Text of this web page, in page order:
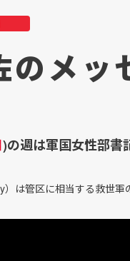
のメッ
)の週は軍国女性部書
）は管区に相当する救世軍